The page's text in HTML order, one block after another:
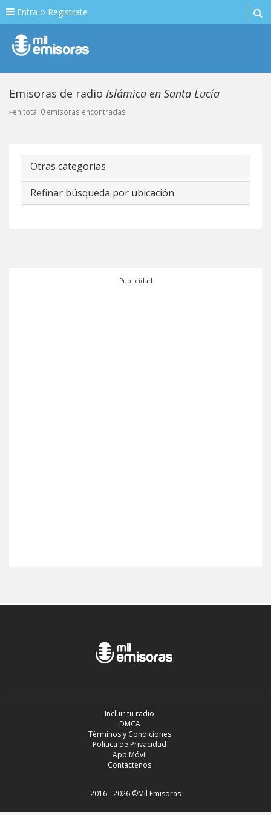
Entra o Registrate
Emisoras de radio Islámica en Santa Lucía
»en total 0 emisoras encontradas
Otras categorias
Refinar búsqueda por ubicación
Publicidad
Incluir tu radio
DMCA
Términos y Condiciones
Política de Privacidad
App Móvil
Contáctenos
2016 - 2026 ©Mil Emisoras